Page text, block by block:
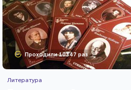
Проходили 10347 раз
Литература